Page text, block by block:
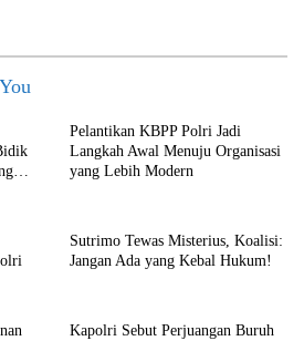
Pelantikan KBPP Polri Jadi
Langkah Awal Menuju Organisasi
yang Lebih Modern
Sutrimo Tewas Misterius, Koalisi:
Jangan Ada yang Kebal Hukum!
Kapolri Sebut Perjuangan Buruh